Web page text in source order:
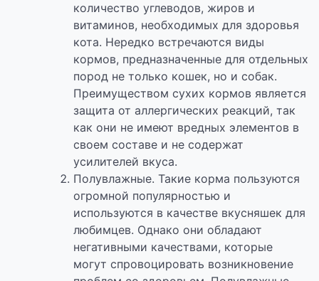
количество углеводов, жиров и
витаминов, необходимых для здоровья
кота. Нередко встречаются виды
кормов, предназначенные для отдельных
пород не только кошек, но и собак.
Преимуществом сухих кормов является
защита от аллергических реакций, так
как они не имеют вредных элементов в
своем составе и не содержат
усилителей вкуса.
Полувлажные. Такие корма пользуются
огромной популярностью и
используются в качестве вкусняшек для
любимцев. Однако они обладают
негативными качествами, которые
могут спровоцировать возникновение